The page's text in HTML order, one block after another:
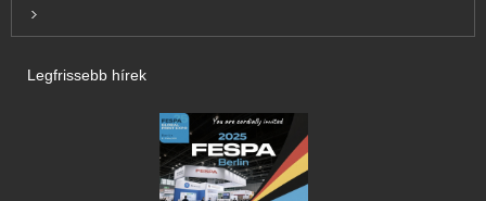
Inquiry For Pricelist
Legfrissebb hírek